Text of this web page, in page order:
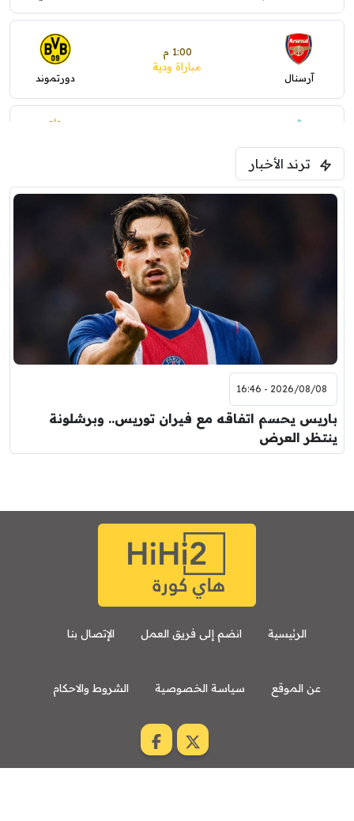
آرسنال
1:00 م
مباراة ودية
دورتموند
ليفربول
ترند الأخبار
2026/08/08 - 16:46
باريس يحسم اتفاقه مع فيران توريس.. وبرشلونة
ينتظر العرض
الرئيسية انضم إلى فريق العمل الإتصال بنا
عن الموقع سياسة الخصوصية الشروط والاحكام